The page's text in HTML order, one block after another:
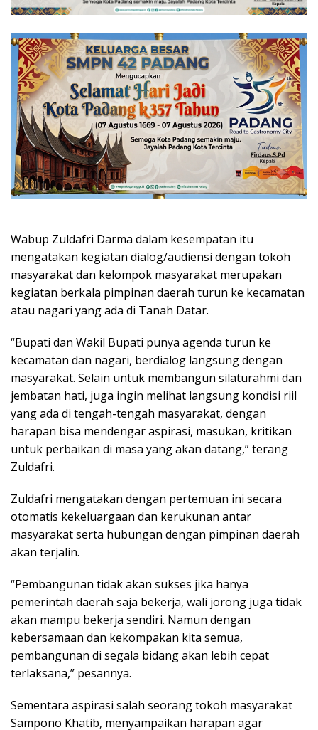
Wabup Zuldafri Darma dalam kesempatan itu
mengatakan kegiatan dialog/audiensi dengan tokoh
masyarakat dan kelompok masyarakat merupakan
kegiatan berkala pimpinan daerah turun ke kecamatan
atau nagari yang ada di Tanah Datar.
“Bupati dan Wakil Bupati punya agenda turun ke
kecamatan dan nagari, berdialog langsung dengan
masyarakat. Selain untuk membangun silaturahmi dan
jembatan hati, juga ingin melihat langsung kondisi riil
yang ada di tengah-tengah masyarakat, dengan
harapan bisa mendengar aspirasi, masukan, kritikan
untuk perbaikan di masa yang akan datang,” terang
Zuldafri.
Zuldafri mengatakan dengan pertemuan ini secara
otomatis kekeluargaan dan kerukunan antar
masyarakat serta hubungan dengan pimpinan daerah
akan terjalin.
“Pembangunan tidak akan sukses jika hanya
pemerintah daerah saja bekerja, wali jorong juga tidak
akan mampu bekerja sendiri. Namun dengan
kebersamaan dan kekompakan kita semua,
pembangunan di segala bidang akan lebih cepat
terlaksana,” pesannya.
Sementara aspirasi salah seorang tokoh masyarakat
Sampono Khatib, menyampaikan harapan agar